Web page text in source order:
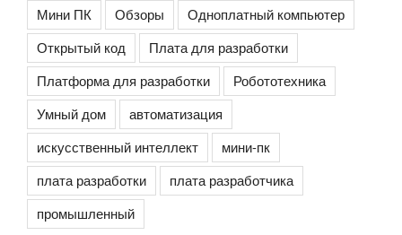
Мини ПК
Обзоры
Одноплатный компьютер
Открытый код
Плата для разработки
Платформа для разработки
Робототехника
Умный дом
автоматизация
искусственный интеллект
мини-пк
плата разработки
плата разработчика
промышленный